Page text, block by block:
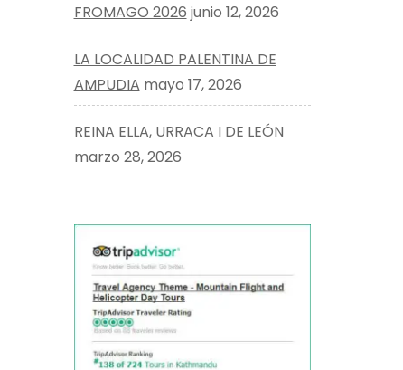
FROMAGO 2026 junio 12, 2026
LA LOCALIDAD PALENTINA DE
AMPUDIA mayo 17, 2026
REINA ELLA, URRACA I DE LEÓN
marzo 28, 2026